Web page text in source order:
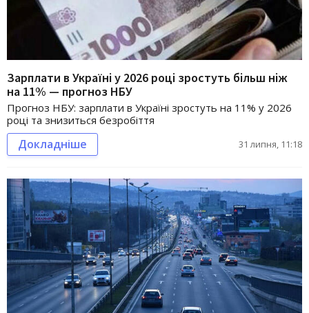
Зарплати в Україні у 2026 році зростуть більш ніж
на 11% — прогноз НБУ
Прогноз НБУ: зарплати в Україні зростуть на 11% у 2026
році та знизиться безробіття
Докладніше 31 липня, 11:18